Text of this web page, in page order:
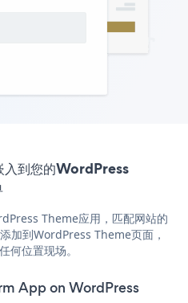
到您的WordPress
Theme应用，匹配网站的
加到WordPress Theme页面，
何位置现场。
App on WordPress